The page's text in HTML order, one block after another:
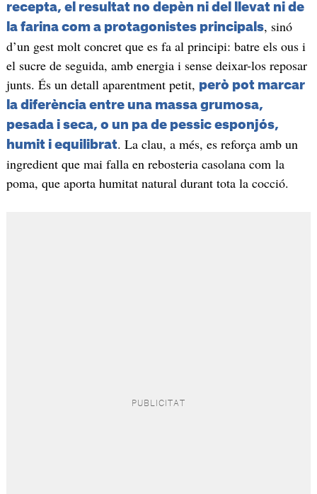
recepta, el resultat no depèn ni del llevat ni de
la farina com a protagonistes principals, sinó
d’un gest molt concret que es fa al principi: batre els ous i
el sucre de seguida, amb energia i sense deixar-los reposar
junts. És un detall aparentment petit, però pot marcar
la diferència entre una massa grumosa,
pesada i seca, o un pa de pessic esponjós,
humit i equilibrat. La clau, a més, es reforça amb un
ingredient que mai falla en rebosteria casolana com la
poma, que aporta humitat natural durant tota la cocció.